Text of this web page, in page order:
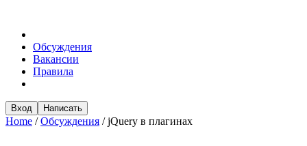
Обсуждения
Вакансии
Правила
Вход Написать
Home /Обсуждения /jQuery в плагинах